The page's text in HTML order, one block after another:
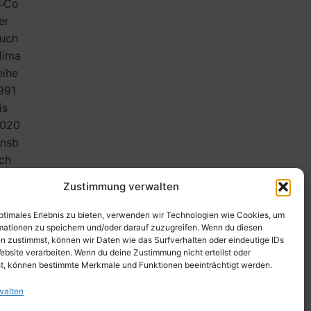
Zustimmung verwalten
Erlebnis zu bieten, verwenden wir Technologien wie Cookies, um
zu speichern und/oder darauf zuzugreifen. Wenn du diesen
zustimmst, können wir Daten wie das Surfverhalten oder eindeutige IDs
verarbeiten. Wenn du deine Zustimmung nicht erteilst oder
können bestimmte Merkmale und Funktionen beeinträchtigt werden.